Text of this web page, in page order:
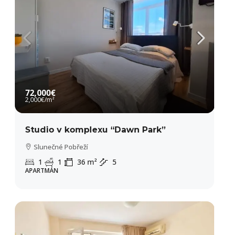
72,000€
2,000€/m²
Studio v komplexu “Dawn Park”
Slunečné Pobřeží
1 1 36 m² 5
APARTMÁN